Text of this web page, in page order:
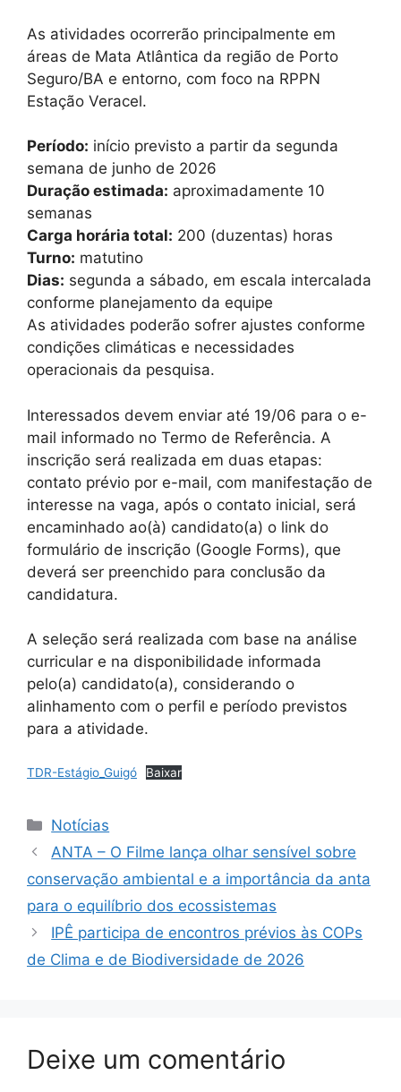
As atividades ocorrerão principalmente em
áreas de Mata Atlântica da região de Porto
Seguro/BA e entorno, com foco na RPPN
Estação Veracel.
Período: início previsto a partir da segunda
semana de junho de 2026
Duração estimada: aproximadamente 10
semanas
Carga horária total: 200 (duzentas) horas
Turno: matutino
Dias: segunda a sábado, em escala intercalada
conforme planejamento da equipe
As atividades poderão sofrer ajustes conforme
condições climáticas e necessidades
operacionais da pesquisa.
Interessados devem enviar até 19/06 para o e-
mail informado no Termo de Referência. A
inscrição será realizada em duas etapas:
contato prévio por e-mail, com manifestação de
interesse na vaga, após o contato inicial, será
encaminhado ao(à) candidato(a) o link do
formulário de inscrição (Google Forms), que
deverá ser preenchido para conclusão da
candidatura.
A seleção será realizada com base na análise
curricular e na disponibilidade informada
pelo(a) candidato(a), considerando o
alinhamento com o perfil e período previstos
para a atividade.
TDR-Estágio_Guigó Baixar
Notícias
ANTA – O Filme lança olhar sensível sobre
conservação ambiental e a importância da anta
para o equilíbrio dos ecossistemas
IPÊ participa de encontros prévios às COPs
de Clima e de Biodiversidade de 2026
Deixe um comentário